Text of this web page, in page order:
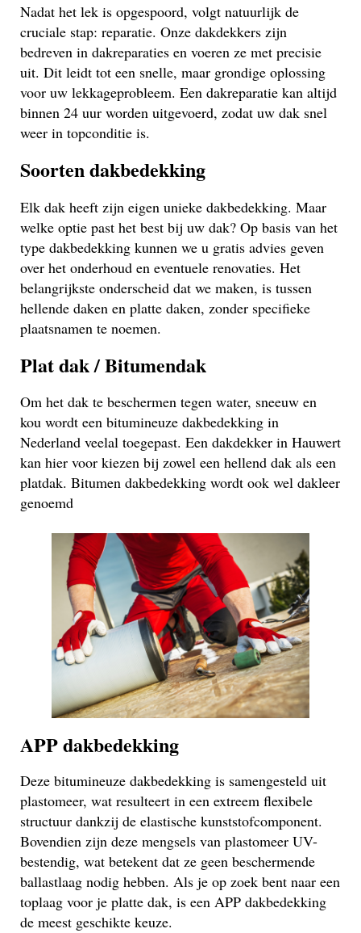
Nadat het lek is opgespoord, volgt natuurlijk de
cruciale stap: reparatie. Onze dakdekkers zijn
bedreven in dakreparaties en voeren ze met precisie
uit. Dit leidt tot een snelle, maar grondige oplossing
voor uw lekkageprobleem. Een dakreparatie kan altijd
binnen 24 uur worden uitgevoerd, zodat uw dak snel
weer in topconditie is.
Soorten dakbedekking
Elk dak heeft zijn eigen unieke dakbedekking. Maar
welke optie past het best bij uw dak? Op basis van het
type dakbedekking kunnen we u gratis advies geven
over het onderhoud en eventuele renovaties. Het
belangrijkste onderscheid dat we maken, is tussen
hellende daken en platte daken, zonder specifieke
plaatsnamen te noemen.
Plat dak / Bitumendak
Om het dak te beschermen tegen water, sneeuw en
kou wordt een bitumineuze dakbedekking in
Nederland veelal toegepast. Een dakdekker in Hauwert
kan hier voor kiezen bij zowel een hellend dak als een
platdak. Bitumen dakbedekking wordt ook wel dakleer
genoemd
APP dakbedekking
Deze bitumineuze dakbedekking is samengesteld uit
plastomeer, wat resulteert in een extreem flexibele
structuur dankzij de elastische kunststofcomponent.
Bovendien zijn deze mengsels van plastomeer UV-
bestendig, wat betekent dat ze geen beschermende
ballastlaag nodig hebben. Als je op zoek bent naar een
toplaag voor je platte dak, is een APP dakbedekking
de meest geschikte keuze.